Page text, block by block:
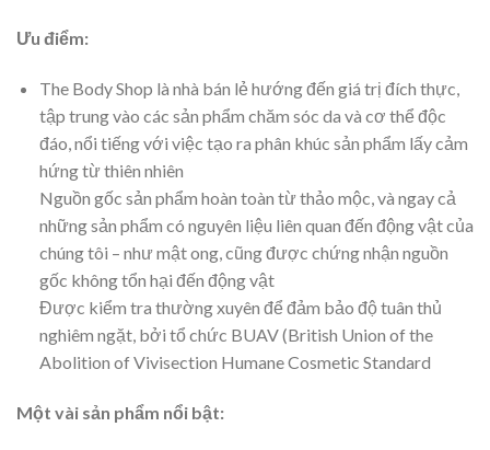
Ưu điểm:
The Body Shop là nhà bán lẻ hướng đến giá trị đích thực,
tập trung vào các sản phẩm chăm sóc da và cơ thể độc
đáo, nổi tiếng với việc tạo ra phân khúc sản phẩm lấy cảm
hứng từ thiên nhiên
Nguồn gốc sản phẩm hoàn toàn từ thảo mộc, và ngay cả
những sản phẩm có nguyên liệu liên quan đến động vật của
chúng tôi – như mật ong, cũng được chứng nhận nguồn
gốc không tổn hại đến động vật
Được kiểm tra thường xuyên để đảm bảo độ tuân thủ
nghiêm ngặt, bởi tổ chức BUAV (British Union of the
Abolition of Vivisection Humane Cosmetic Standard
Một vài sản phẩm nổi bật: